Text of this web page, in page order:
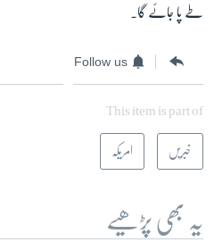
طے پا جائے گا۔
Follow us
This item is part of
خبریں امریکہ
یہ بھی پڑھیے